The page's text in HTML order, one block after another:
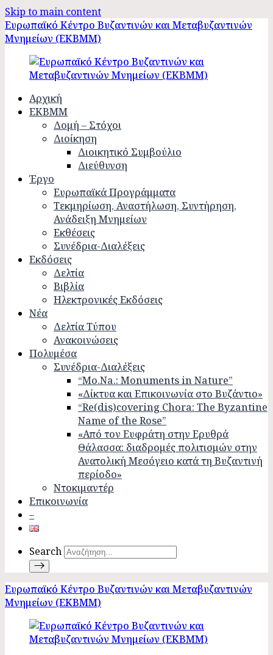
Skip to main content
Ευρωπαϊκό Κέντρο Βυζαντινών και Μεταβυζαντινών
Μνημείων (ΕΚΒΜΜ)
Αρχική
ΕΚΒΜΜ
Δομή – Στόχοι
Διοίκηση
Διοικητικό Συμβούλιο
Διεύθυνση
Έργο
Ευρωπαϊκά Προγράμματα
Τεκμηρίωση, Αναστήλωση, Συντήρηση,
Ανάδειξη Μνημείων
Εκθέσεις
Συνέδρια-Διαλέξεις
Εκδόσεις
Δελτία
Βιβλία
Ηλεκτρονικές Εκδόσεις
Νέα
Δελτία Τύπου
Ανακοινώσεις
Πολυμέσα
Συνέδρια-Διαλέξεις
“Mo.Na.: Monuments in Nature”
«Δίκτυα και Επικοινωνία στο Βυζάντιο»
“Re(dis)covering Chora: The Byzantine
Name of the Rose”
«Από τον Ευφράτη στην Ερυθρά
Θάλασσα: διαδρομές πολιτισμών στην
Ανατολική Μεσόγειο κατά τη Βυζαντινή
περίοδο»
Ντοκιμαντέρ
Επικοινωνία
–
Search
Ευρωπαϊκό Κέντρο Βυζαντινών και Μεταβυζαντινών
Μνημείων (ΕΚΒΜΜ)